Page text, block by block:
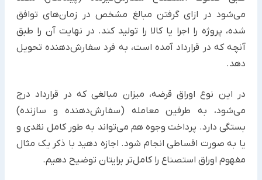
می‌شود در ازای گرفتن مبالغ مشخص در زمان‌های توافق
شده، پروژه را ‏اجرا یا کالا را تولید کند. در نهایت آن را طبق
آنچه که در قرارداد آمده است، به فرد سفارش‌دهنده تحویل
دهد. ‏
در این نوع اوراق قرضه، میزان مبالغی که در قرارداد درج
می‌شود، به طرفین معامله (سفارش‌دهنده و سازنده)
بستگی دارد. ‏پرداخت وجوه هم می‌تواند به طور کامل نقدی و
یا به صورت اقساطی انجام شود. ‏اجازه دهید با ذکر یک مثال
مفهوم اوراق استصناع را کامل‌تر برایتان توضیح دهیم. ‏